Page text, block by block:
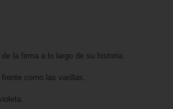
la firma a lo largo de su historia.
como las varillas.